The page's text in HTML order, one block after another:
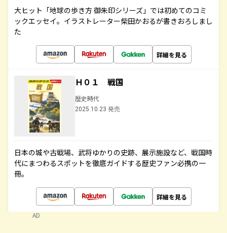
大ヒット「地球の歩き方 御朱印シリーズ」では初めてのコミ
ックエッセイ。イラストレーター柴田かおるが書きおろしまし
た
詳細を見る
Ｈ０１ 戦国
歴史時代
2025.10.23 発売
日本の城や古戦場、武将ゆかりの史跡、展示施設など、戦国時
代にまつわるスポットを徹底ガイドする歴史ファン必携の一
冊。
詳細を見る
AD